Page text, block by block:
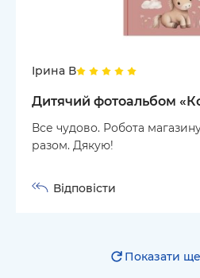
Ірина В
Дитячий фотоальбом
Все чудово. Робота
разом. Дякую!
Відповісти
Показати ще